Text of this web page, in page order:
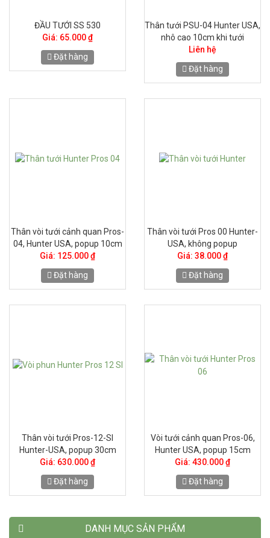
ĐẦU TƯỚI SS 530
Giá: 65.000 ₫
Đặt hàng
Thân tưới PSU-04 Hunter USA,
nhô cao 10cm khi tưới
Liên hệ
Đặt hàng
Thân vòi tưới cảnh quan Pros-
04, Hunter USA, popup 10cm
Giá: 125.000 ₫
Đặt hàng
Thân vòi tưới Pros 00 Hunter-
USA, không popup
Giá: 38.000 ₫
Đặt hàng
Thân vòi tưới Pros-12-SI
Hunter-USA, popup 30cm
Giá: 630.000 ₫
Đặt hàng
Vòi tưới cảnh quan Pros-06,
Hunter USA, popup 15cm
Giá: 430.000 ₫
Đặt hàng
DANH MỤC SẢN PHẨM